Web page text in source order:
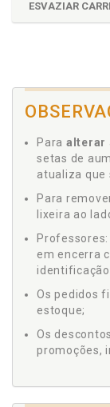
ESVAZIAR
Para alterar
setas de
atualiza que
Para
lixeira ao
em encerra
identificação
Os pedidos
estoque;
Os
promoções,